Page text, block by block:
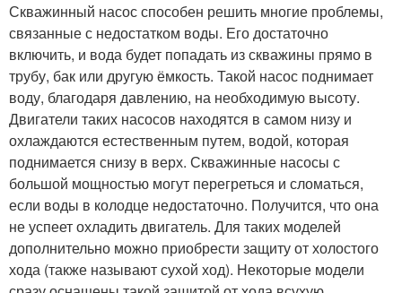
Скважинный насос способен решить многие проблемы,
связанные с недостатком воды. Его достаточно
включить, и вода будет попадать из скважины прямо в
трубу, бак или другую ёмкость. Такой насос поднимает
воду, благодаря давлению, на необходимую высоту.
Двигатели таких насосов находятся в самом низу и
охлаждаются естественным путем, водой, которая
поднимается снизу в верх. Скважинные насосы с
большой мощностью могут перегреться и сломаться,
если воды в колодце недостаточно. Получится, что она
не успеет охладить двигатель. Для таких моделей
дополнительно можно приобрести защиту от холостого
хода (также называют сухой ход). Некоторые модели